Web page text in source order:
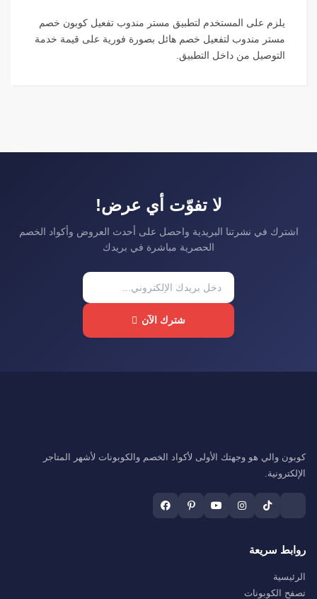
يلزم على المستخدم لتطبيق مستر مندوب تفعيل كوبون خصم
مستر مندوب لتفعيل خصم هائل بصورة فورية على قيمة خدمة
التوصيل من داخل التطبيق.
لا تفوّت أي عرض!
اشترك في نشرتنا البريدية واحصل على أحدث العروض وأكواد الخصم
الحصرية مباشرة في بريدك
شترك الآن
كوبون والي هو وجهتك الأولى لأكواد الخصم والكوبونات لأشهر المتاجر
الإلكترونية.
روابط سريعة
الرئيسية
تصفح الكوبونات